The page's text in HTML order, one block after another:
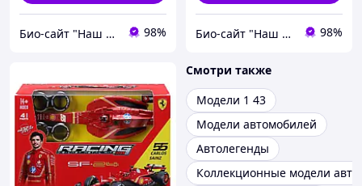
Био-сайт "Наш Восток" 98% Био-сайт "Наш Восток" 98%
Смотри также
Модели 1 43
Модели автомобилей
Автолегенды
Коллекционные модели